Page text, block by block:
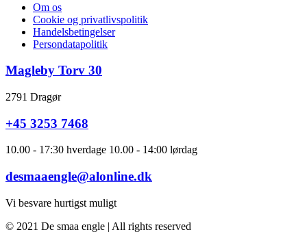
Om os
Cookie og privatlivspolitik
Handelsbetingelser
Persondatapolitik
Magleby Torv 30
2791 Dragør
+45 3253 7468
10.00 - 17:30 hverdage 10.00 - 14:00 lørdag
desmaaengle@alonline.dk
Vi besvare hurtigst muligt
© 2021 De smaa engle | All rights reserved